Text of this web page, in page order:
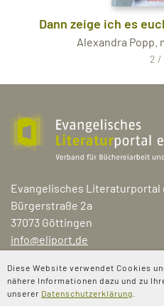
Diese Website verwendet Cookies
nähere Informationen dazu und zu
unserer Datenschutzerklärung
Dann zeige ich es
Alexandra Popp.
2 /
Evangelisches Literaturportal
Bürgerstraße 2a
37073 Göttingen
info@eliport.de